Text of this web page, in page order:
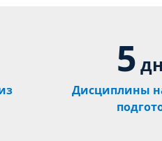
5
Дисциплины